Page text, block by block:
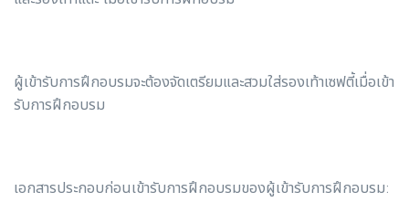
ผู้เข้ารับการฝึกอบรมจะต้องจัดเตรียมและสวมใส่รองเท้าเซฟตี้เมื่อเข้า
รับการฝึกอบรม
เอกสารประกอบก่อนเข้ารับการฝึกอบรมของผู้เข้ารับการฝึกอบรม: